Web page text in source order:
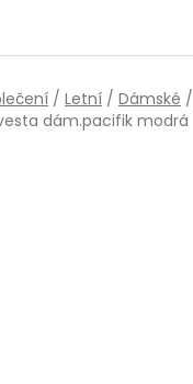
/ Letní / Dámské /
dám.pacifik modrá